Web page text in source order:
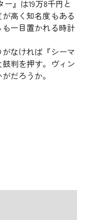
』は19万8千円と
高く知名度もある
一目置かれる時計
なければ『シーマ
判を押す。ヴィン
だろうか。